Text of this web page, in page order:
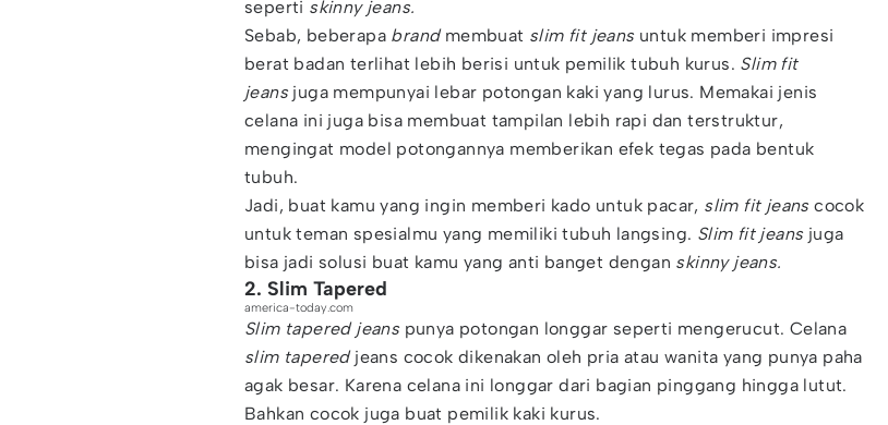
seperti skinny jeans.
Sebab, beberapa brandmembuat slim fit jeansuntuk memberi impresi
berat badan terlihat lebih berisi untuk pemilik tubuh kurus. Slim fit
jeans juga mempunyai lebar potongan kaki yang lurus. Memakai jenis
celana ini juga bisa membuat tampilan lebih rapi dan terstruktur,
mengingat model potongannya memberikan efek tegas pada bentuk
tubuh.
Jadi, buat kamu yang ingin memberi kado untuk pacar, slim fit jeanscocok
untuk teman spesialmu yang memiliki tubuh langsing. Slim fit jeansjuga
bisa jadi solusi buat kamu yang anti banget dengan skinny jeans.
2. Slim Tapered
america-today.com
Slim tapered jeans punya potongan longgar seperti mengerucut. Celana
slim taperedjeans cocok dikenakan oleh pria atau wanita yang punya paha
agak besar. Karena celana ini longgar dari bagian pinggang hingga lutut.
Bahkan cocok juga buat pemilik kaki kurus.